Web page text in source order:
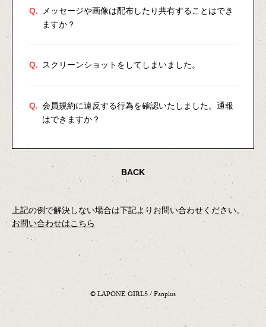
Q.
メッセージや画像は配布したり共有することはでき
ますか？
Q. スクリーンショットをしてしまいました。
Q. 会員規約に違反する行為を確認いたしました。通報
はできますか？
BACK
上記の例で解決しない場合は下記よりお問い合わせください。
お問い合わせはこちら
© LAPONE GIRLS / Fanplus